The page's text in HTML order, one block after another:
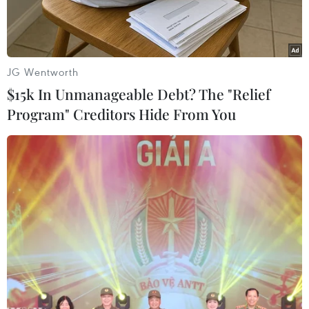
Các lực lượng đào, vét đất đá, mở rãnh thoát nước và thu dọn
bùn đất tràn xuống mặt đường, tạo lối đi tạm để phương tiện
qua lại. (Ảnh: TTXVN phát)
Trung tâm Dự báo khí tượng thủy văn Quốc gia
cảnh báo, từ chiều tối đến 22 giờ 30 phút ngày
JG Wentworth
$15k In Unmanageable Debt? The "Relief
Program" Creditors Hide From You